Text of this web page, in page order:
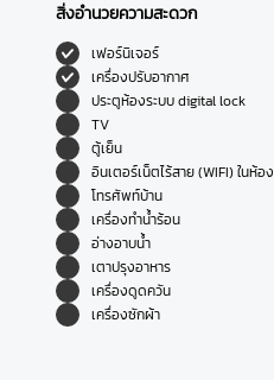
สิ่งอำนวยความสะดวก
เฟอร์นิเจอร์
เครื่องปรับอากาศ
ประตูห้องระบบ digital lock
TV
ตู้เย็น
อินเตอร์เน็ตไร้สาย (WIFI) ในห้อง
โทรศัพท์บ้าน
เครื่องทำน้ำร้อน
อ่างอาบน้ำ
เตาปรุงอาหาร
เครื่องดูดควัน
เครื่องซักผ้า